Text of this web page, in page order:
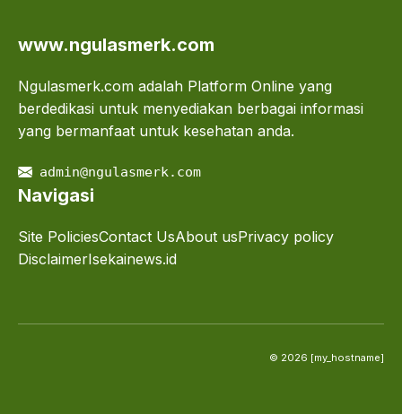
www.ngulasmerk.com
Ngulasmerk.com adalah Platform Online yang
berdedikasi untuk menyediakan berbagai informasi
yang bermanfaat untuk kesehatan anda.
admin@ngulasmerk.com
Navigasi
Site PoliciesContact UsAbout usPrivacy policy
DisclaimerIsekainews.id
© 2026 [my_hostname]